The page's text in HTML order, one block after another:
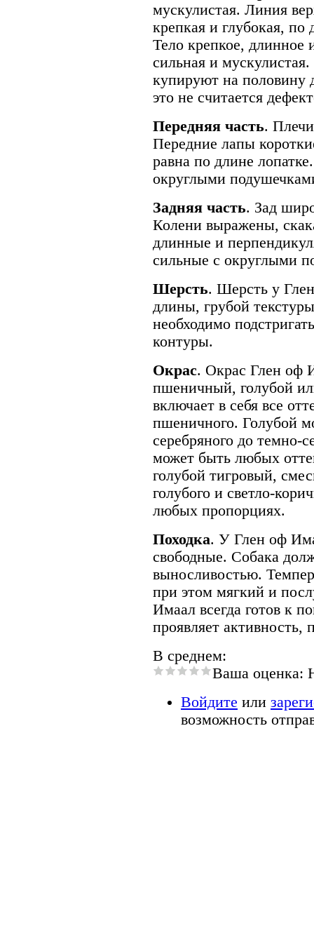
мускулистая. Линия
крепкая и глубокая, по
Тело крепкое, длинное
сильная и
купируют на половину
это не считается
Передняя часть.
Передние лапы
равна по длине
округлыми
Задняя часть. Зад
Колени выражены,
длинные и
сильные с округлыми
Шерсть. Шерсть у
длины, грубой
необходимо
контуры.
Окрас. Окрас Глен оф
пшеничный, голубой
включает в себя все
пшеничного. Голубой
серебряного до темно-
может быть любых
голубой тигровый,
голубого и светло-
любых пропорциях.
Походка. У Глен оф
свободные. Собака
выносливостью.
при этом мягкий и
Имаал всегда готов к
проявляет
В среднем:
Ваша оценка:
Войдите или
возможность